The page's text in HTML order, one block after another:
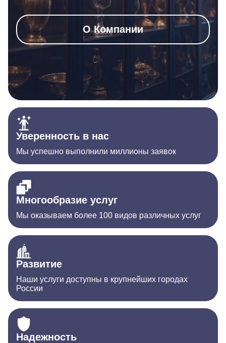
О Компании
Уверенность в нас
Мы успешно выполнили миллионы заявок
Многообразие услуг
Мы оказываем более 100 видов различных услуг
Развитие
Наши услуги доступны в крупнейших городах
России
Надежность